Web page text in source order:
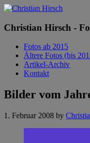
Christian Hirsch -
Fotos ab 2015
Ältere Fotos (bis
Artikel-Archiv
Kontakt
Bilder vom
1. Februar 2008 by